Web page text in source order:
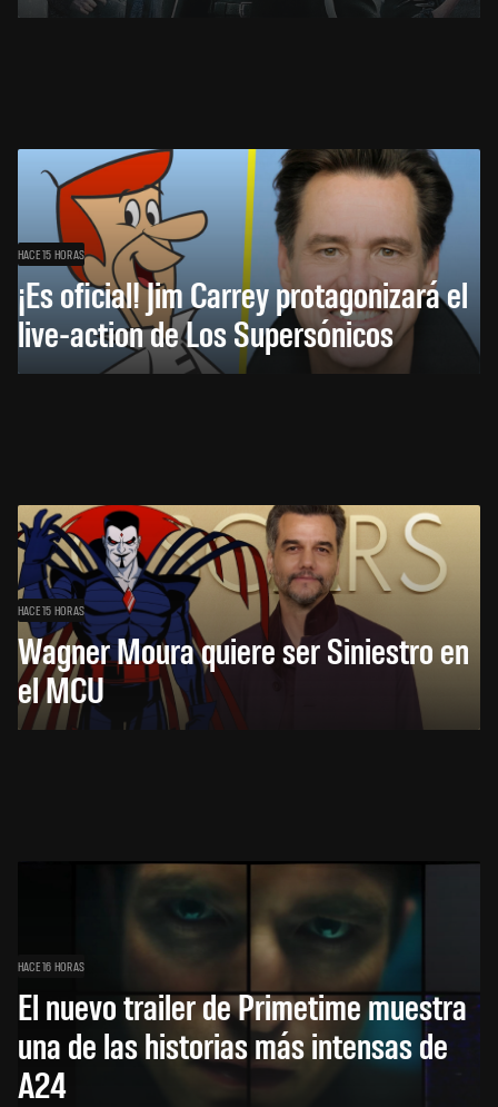
HACE 15 HORAS
¡Es oficial! Jim Carrey protagonizará el
live-action de Los Supersónicos
HACE 15 HORAS
Wagner Moura quiere ser Siniestro en
el MCU
HACE 16 HORAS
El nuevo trailer de Primetime muestra
una de las historias más intensas de
A24